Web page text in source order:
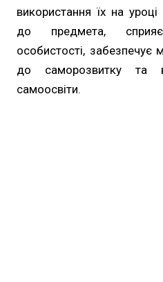
використання їх на
до предмета,
особистості,
до саморозвитку та
самоосвіти.